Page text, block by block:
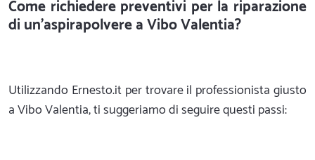
Come richiedere preventivi per la riparazione
di un'aspirapolvere a Vibo Valentia?
Utilizzando Ernesto.it per trovare il professionista giusto
a Vibo Valentia, ti suggeriamo di seguire questi passi: